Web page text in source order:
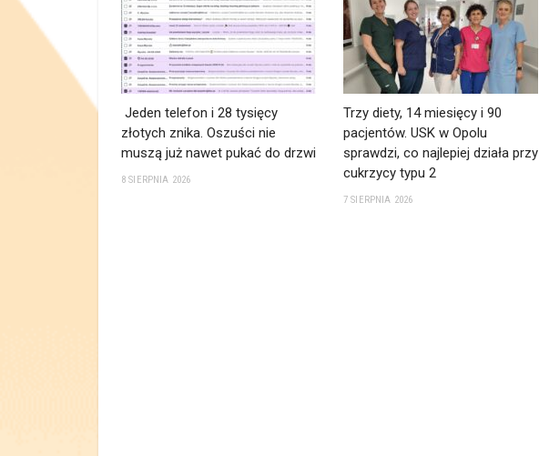
Jeden telefon i 28 tysięcy
złotych znika. Oszuści nie
muszą już nawet pukać do drzwi
8 SIERPNIA 2026
Trzy diety, 14 miesięcy i 90
pacjentów. USK w Opolu
sprawdzi, co najlepiej działa przy
cukrzycy typu 2
7 SIERPNIA 2026